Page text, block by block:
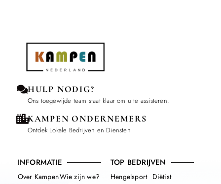
HULP NODIG?
Ons toegewijde team staat klaar om u te assisteren.
KAMPEN ONDERNEMERS
Ontdek Lokale Bedrijven en Diensten
INFORMATIE
Over KampenWie zijn we?
TOP BEDRIJVEN
Hengelsport Diëtist